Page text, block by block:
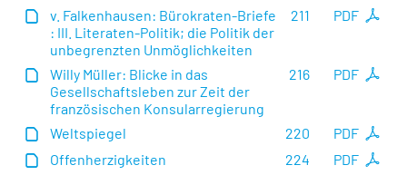
PDF
211
v. Falkenhausen: Bürokraten-Briefe
: III. Literaten-Politik; die Politik der
unbegrenzten Unmöglichkeiten
PDF
216
Willy Müller: Blicke in das
Gesellschaftsleben zur Zeit der
französischen Konsularregierung
PDF
220
Weltspiegel
PDF
224
Offenherzigkeiten